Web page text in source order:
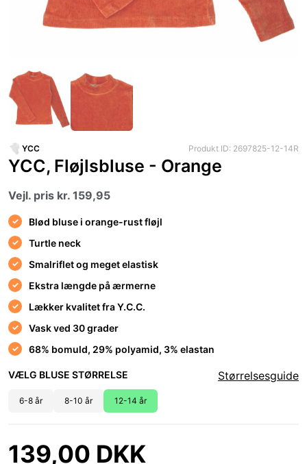
YCC Produkt ID: 2697825-12-14R
YCC, Fløjlsbluse - Orange
Vejl. pris kr. 159,95
Blød bluse i orange-rust fløjl
Turtle neck
Smalriflet og meget elastisk
Ekstra længde på ærmerne
Lækker kvalitet fra Y.C.C.
Vask ved 30 grader
68% bomuld, 29% polyamid, 3% elastan
VÆLG BLUSE STØRRELSE Størrelsesguide
6-8 år 8-10 år 12-14 år
139,00 DKK